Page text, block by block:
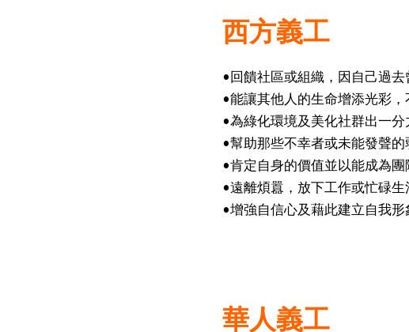
西方義工
•回饋社區或組織，因自己過去
•能讓其他人的生命增添光彩，
•為綠化環境及美化社群出一分
•幫助那些不幸者或未能發聲的
•肯定自身的價值並以能成為團
•遠離煩囂，放下工作或忙碌生
•增強自信心及藉此建立自我形
華人義工